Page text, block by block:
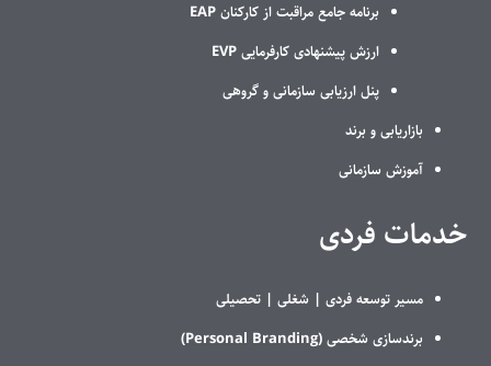
برنامه جامع مراقبت از کارکنان EAP
ارزش پیشنهادی کارفرمایی EVP
پنل ارزیابی سازمانی و گروهی
بازاریابی و برند
آموزش سازمانی
خدمات فردی
مسیر توسعه فردی | شغلی |تحصیلی
برندسازی شخصی (Personal Branding)